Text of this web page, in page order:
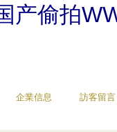
产偷拍
企業信息 訪客留言